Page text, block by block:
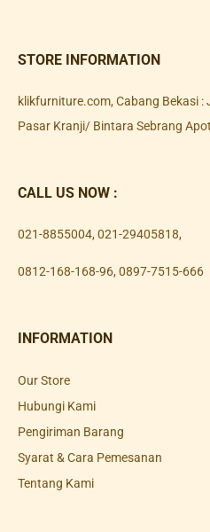
STORE INFORMATION
klikfurniture.com, Cabang Bekasi :
Pasar Kranji/ Bintara Sebrang
CALL US NOW :
021-8855004, 021-29405818,
0812-168-168-96, 0897-7515-666
INFORMATION
Our Store
Hubungi Kami
Pengiriman Barang
Syarat & Cara Pemesanan
Tentang Kami